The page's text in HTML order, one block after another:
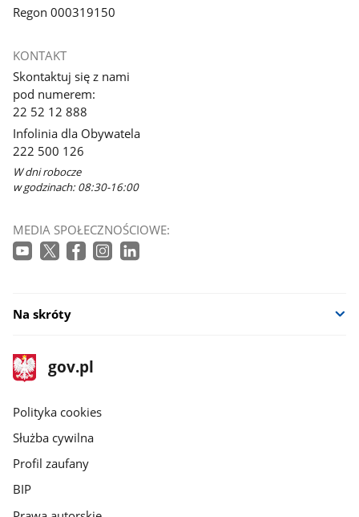
Regon 000319150
KONTAKT
Skontaktuj się z nami
pod numerem:
22 52 12 888
Infolinia dla Obywatela
222 500 126
W dni robocze
w godzinach: 08:30-16:00
MEDIA SPOŁECZNOŚCIOWE:
Na skróty
stopka
gov.pl
Strona
gov.pl
gov.pl
Polityka cookies
Służba cywilna
Profil zaufany
BIP